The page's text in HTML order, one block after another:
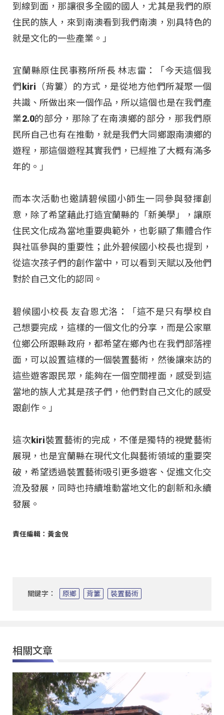
到線到面，那讓很多全國的國人，尤其是我們的原
住民的族人，來到南澳看到我們南澳，別具特色的
就是文化的一些產業。」
宜蘭縣原住民事務所所長 林志雷：「今天這個我
們kiri（背簍）的方式，是從地方他們所凝聚一個
共識、所做出來一個作品，所以這個也是在我們產
業2.0的部分，那除了在南澳鄉的部分，那我們原
民所自己也有在推動，就是我們大同鄉跟南澳鄉的
遊程，那這個遊程其實我們，已經推了大概有滿多
年的。」
而本次活動也邀請碧候國小師生一同參與發揮創
意，除了希望藉此打造宜蘭縣的「新美學」，讓原
住民文化成為當地重要典範外，也彰顯了集體合作
與社區參與的重要性；此外碧候國小校長也提到，
從這次孩子們的創作當中，可以看到天賦以及他們
對於自己文化的認同。
碧候國小校長 友旮恩尤洛：「這不是只有學校自
己想要完成，這樣的一個文化的分享，而是公家單
位鄉公所跟縣政府，都希望在鄉內也在我們部落裡
面，可以設置這樣的一個裝置藝術，然後讓來訪的
這些遊客跟民眾，能夠在一個空間裡面，感受到這
當地的族人尤其是孩子們，他們對自己文化的感受
跟創作。」
這次kiri裝置藝術的完成，不僅是獨特的視覺藝術
展現，也是宜蘭縣在現代文化與藝術領域的重要突
破，希望透過裝置藝術吸引更多遊客、促進文化交
流及發展，同時也持續堆動當地文化的創新和永續
發展。
責任編輯：黃金倪
關鍵字： 原鄉 背簍 裝置藝術
相關文章